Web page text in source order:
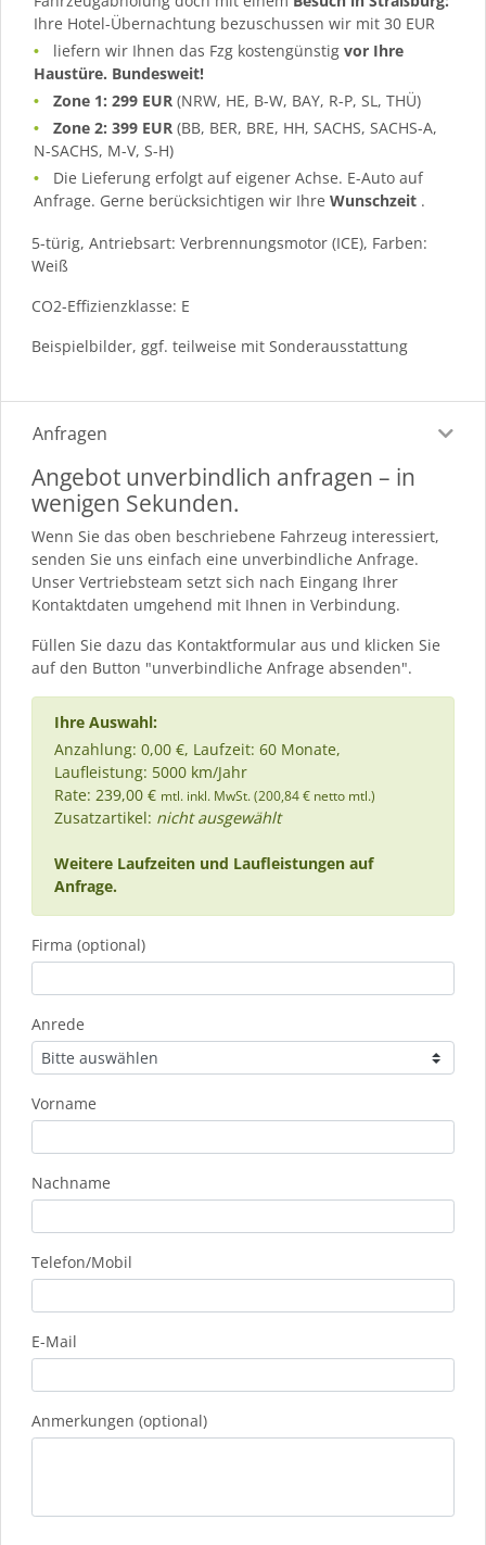
Ihre Hotel-Übernachtung bezuschussen wir mit 30 EUR
liefern wir Ihnen das Fzg kostengünstigvor Ihre
Haustüre. Bundesweit!
Zone 1: 299 EUR (NRW, HE, B-W, BAY, R-P, SL, THÜ)
Zone 2: 399 EUR (BB, BER, BRE, HH, SACHS, SACHS-A,
N-SACHS, M-V, S-H)
Die Lieferung erfolgt auf eigener Achse. E-Auto auf
Anfrage. Gerne berücksichtigen wir Ihre Wunschzeit .
5-türig, Antriebsart: Verbrennungsmotor (ICE), Farben:
Weiß
CO2-Effizienzklasse: E
Beispielbilder, ggf. teilweise mit Sonderausstattung
Anfragen
Angebot unverbindlich anfragen – in
wenigen Sekunden.
Wenn Sie das oben beschriebene Fahrzeug interessiert,
senden Sie uns einfach eine unverbindliche Anfrage.
Unser Vertriebsteam setzt sich nach Eingang Ihrer
Kontaktdaten umgehend mit Ihnen in Verbindung.
Füllen Sie dazu das Kontaktformular aus und klicken Sie
auf den Button "unverbindliche Anfrage absenden".
Ihre Auswahl:
Anzahlung: 0,00 €, Laufzeit: 60 Monate,
Laufleistung: 5000 km/Jahr
Rate: 239,00 € mtl. inkl. MwSt. (200,84 € netto mtl.)
Zusatzartikel: nicht ausgewählt
Weitere Laufzeiten und Laufleistungen auf
Anfrage.
Firma (optional)
Anrede
Vorname
Nachname
Telefon/Mobil
E-Mail
Anmerkungen (optional)